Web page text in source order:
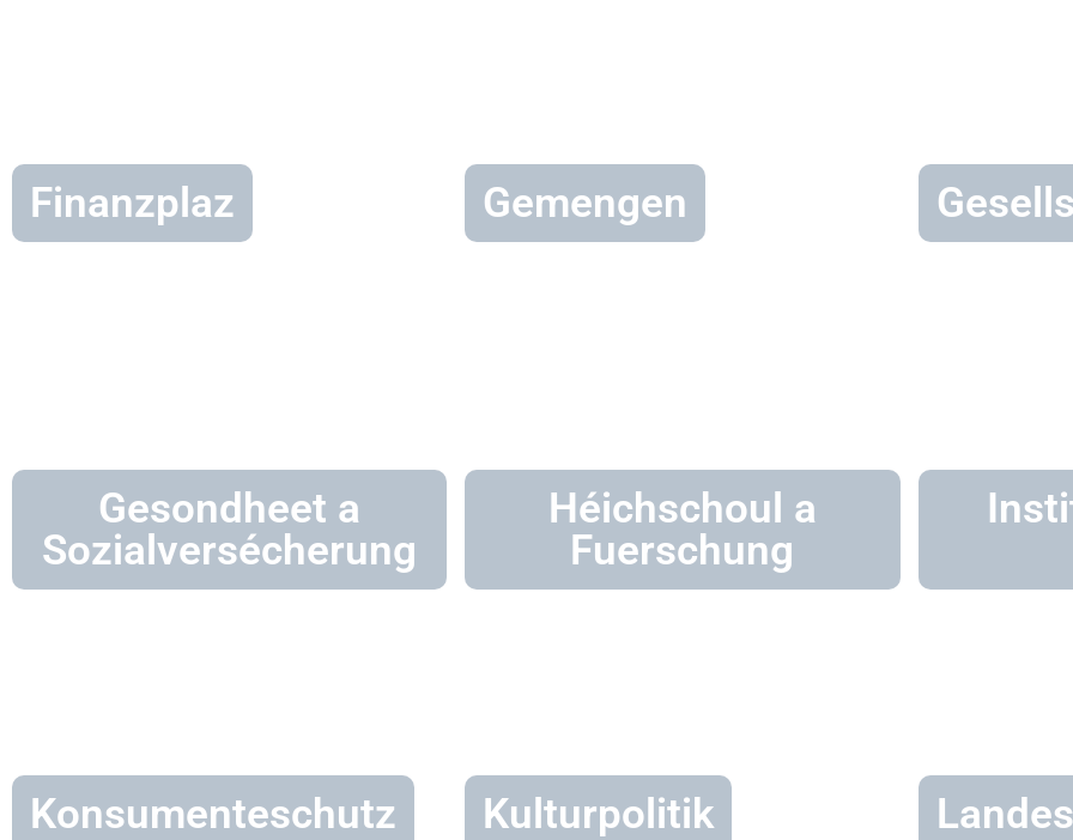
Finanzplaz Gemengen
Gesondheet a
Sozialversécherung
Héichschoul a
Fuerschung
Konsumenteschutz Kulturpolitik